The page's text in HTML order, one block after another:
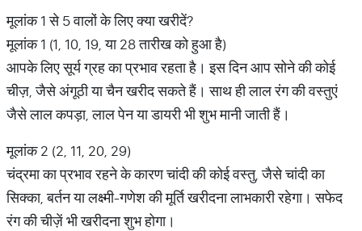
मूलांक 1 से 5 वालों के लिए क्या खरीदें?
मूलांक 1 (1, 10, 19, या 28 तारीख को हुआ है)
आपके लिए सूर्य ग्रह का प्रभाव रहता है। इस दिन आप सोने की कोई
चीज़, जैसे अंगूठी या चैन खरीद सकते हैं। साथ ही लाल रंग की वस्तुएं
जैसे लाल कपड़ा, लाल पेन या डायरी भी शुभ मानी जाती हैं।
मूलांक 2 (2, 11, 20, 29)
चंद्रमा का प्रभाव रहने के कारण चांदी की कोई वस्तु, जैसे चांदी का
सिक्का, बर्तन या लक्ष्मी-गणेश की मूर्ति खरीदना लाभकारी रहेगा। सफेद
रंग की चीज़ें भी खरीदना शुभ होगा।